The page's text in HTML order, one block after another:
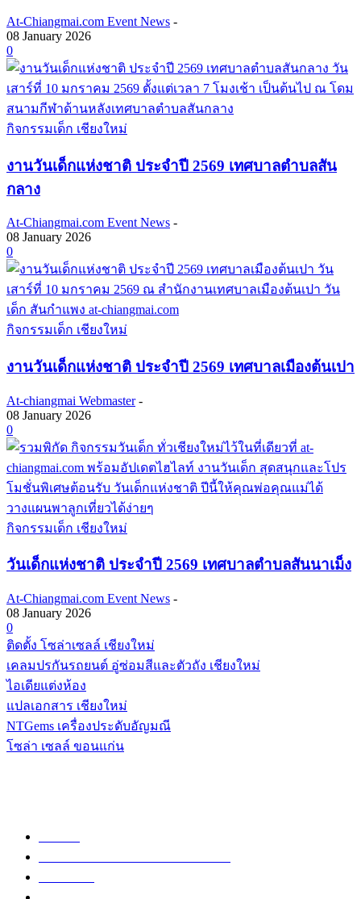
At-Chiangmai.com Event News -
08 January 2026
0
กิจกรรมเด็ก เชียงใหม่
งานวันเด็กแห่งชาติ ประจำปี 2569 เทศบาลตำบลสัน
กลาง
At-Chiangmai.com Event News -
08 January 2026
0
กิจกรรมเด็ก เชียงใหม่
งานวันเด็กแห่งชาติ ประจำปี 2569 เทศบาลเมืองต้นเปา
At-chiangmai Webmaster -
08 January 2026
0
กิจกรรมเด็ก เชียงใหม่
วันเด็กแห่งชาติ ประจำปี 2569 เทศบาลตำบลสันนาเม็ง
At-Chiangmai.com Event News -
08 January 2026
0
ติดตั้ง โซล่าเซลล์ เชียงใหม่
เคลมปรกันรถยนต์ อู่ซ่อมสีและตัวถัง เชียงใหม่
ไอเดียแต่งห้อง
แปลเอกสาร เชียงใหม่
NTGems เครื่องประดับอัญมณี
โซล่า เซลล์ ขอนแก่น